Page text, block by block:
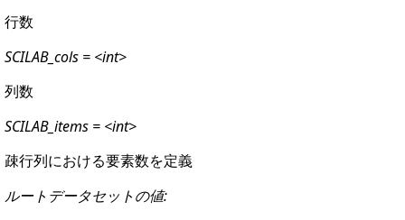
行数
SCILAB_cols = <int>
列数
SCILAB_items = <int>
疎行列における要素数を定義
ルートデータセットの値: